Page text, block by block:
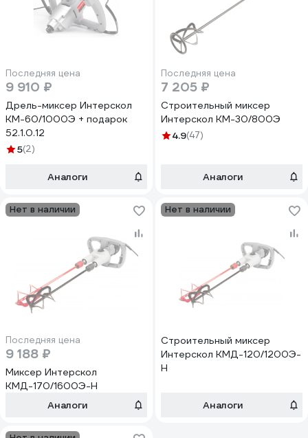
Последняя цена
9 910 ₽
Дрель-миксер Интерскол
КМ-60/1000Э + подарок
52.1.0.12
5(2)
Аналоги
Последняя цена
7 205 ₽
Строительный миксер
Интерскол КМ-30/800Э
4.9(47)
Аналоги
Нет в наличии
Последняя цена
9 188 ₽
Миксер Интерскол
КМД-170/1600Э-Н
Аналоги
Нет в наличии
Строительный миксер
Интерскол КМД-120/1200Э-
Н
Аналоги